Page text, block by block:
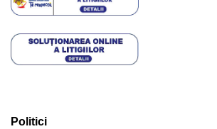
Politici